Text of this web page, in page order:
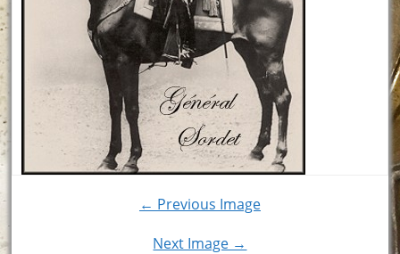
← Previous Image
Next Image →